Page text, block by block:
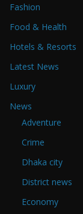
Fashion
Food & Health
Hotels & Resorts
Latest News
Luxury
News
Adventure
Crime
Dhaka city
District news
Economy